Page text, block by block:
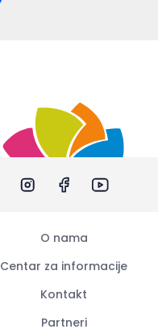
O nama
Centar za informacije
Kontakt
Partneri